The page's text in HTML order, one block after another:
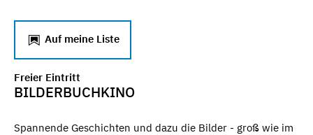
Auf meine Liste
Freier Eintritt
BILDERBUCHKINO
Spannende Geschichten und dazu die Bilder - groß wie im